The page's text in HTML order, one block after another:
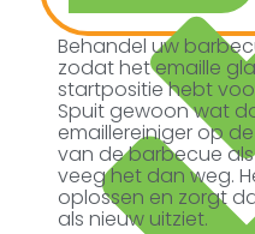
Behandel uw
zodat het emaille
startpositie hebt
Spuit gewoon wat
emaillereiniger op
van de barbecue
veeg het dan weg.
oplossen en zorgt
als nieuw uitziet.